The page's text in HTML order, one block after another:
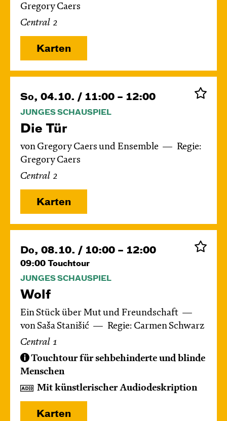
Gregory Caers
Central 2
Karten
So, 04.10. / 11:00 – 12:00
JUNGES SCHAUSPIEL
Die Tür
von Gregory Caers und Ensemble
Regie:
Gregory Caers
Central 2
Karten
Do, 08.10. / 10:00 – 12:00
09:00 Touchtour
JUNGES SCHAUSPIEL
Wolf
Ein Stück über Mut und Freundschaft
von Saša Stanišić
Regie: Carmen Schwarz
Central 1
Touchtour für sehbehinderte und blinde
Menschen
Mit künstlerischer Audiodeskription
Karten